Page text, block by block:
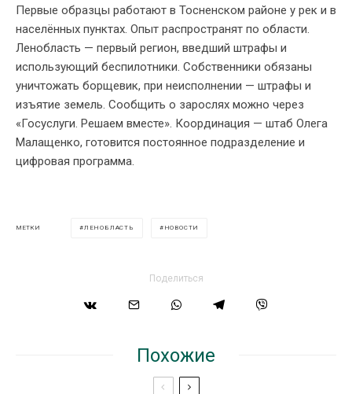
Первые образцы работают в Тосненском районе у рек и в
населённых пунктах. Опыт распространят по области.
Ленобласть — первый регион, введший штрафы и
использующий беспилотники. Собственники обязаны
уничтожать борщевик, при неисполнении — штрафы и
изъятие земель. Сообщить о зарослях можно через
«Госуслуги. Решаем вместе». Координация — штаб Олега
Малащенко, готовится постоянное подразделение и
цифровая программа.
МЕТКИ ЛЕНОБЛАСТЬ НОВОСТИ
Поделиться
Похожие